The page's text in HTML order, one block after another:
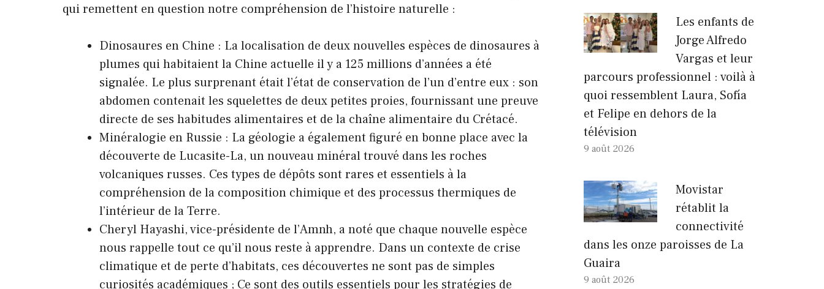
qui remettent en question notre compréhension de l’histoire naturelle :
Dinosaures en Chine : La localisation de deux nouvelles espèces de dinosaures à
plumes qui habitaient la Chine actuelle il y a 125 millions d’années a été
signalée. Le plus surprenant était l’état de conservation de l’un d’entre eux : son
abdomen contenait les squelettes de deux petites proies, fournissant une preuve
directe de ses habitudes alimentaires et de la chaîne alimentaire du Crétacé.
Minéralogie en Russie : La géologie a également figuré en bonne place avec la
découverte de Lucasite-La, un nouveau minéral trouvé dans les roches
volcaniques russes. Ces types de dépôts sont rares et essentiels à la
compréhension de la composition chimique et des processus thermiques de
l’intérieur de la Terre.
Cheryl Hayashi, vice-présidente de l’Amnh, a noté que chaque nouvelle espèce
nous rappelle tout ce qu’il nous reste à apprendre. Dans un contexte de crise
climatique et de perte d’habitats, ces découvertes ne sont pas de simples
curiosités académiques ; Ce sont des outils essentiels pour les stratégies de
Les enfants de
Jorge Alfredo
Vargas et leur
parcours professionnel : voilà à
quoi ressemblent Laura, Sofía
et Felipe en dehors de la
télévision
9 août 2026
Movistar
rétablit la
connectivité
dans les onze paroisses de La
Guaira
9 août 2026